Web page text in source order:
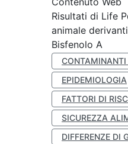
Risultati di Life
animale
Bisfenolo A
EPIDEMIOLOGIA
FATTORI DI
SICUREZZA
DIFFERENZE DI